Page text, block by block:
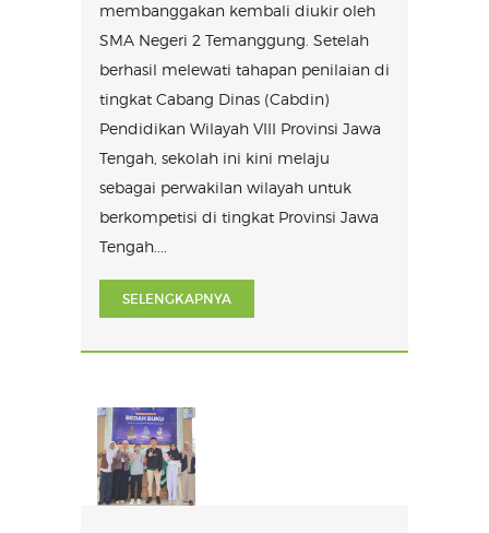
membanggakan kembali diukir oleh
SMA Negeri 2 Temanggung. Setelah
berhasil melewati tahapan penilaian di
tingkat Cabang Dinas (Cabdin)
Pendidikan Wilayah VIII Provinsi Jawa
Tengah, sekolah ini kini melaju
sebagai perwakilan wilayah untuk
berkompetisi di tingkat Provinsi Jawa
Tengah....
SELENGKAPNYA